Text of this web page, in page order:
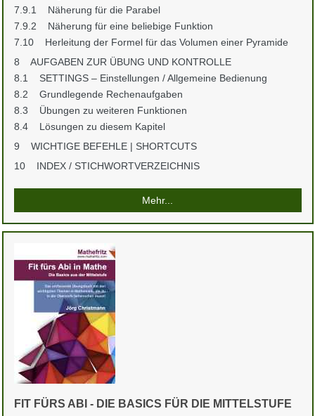
7.9.1 Näherung für die Parabel
7.9.2 Näherung für eine beliebige Funktion
7.10 Herleitung der Formel für das Volumen einer Pyramide
8 AUFGABEN ZUR ÜBUNG UND KONTROLLE
8.1 SETTINGS – Einstellungen / Allgemeine Bedienung
8.2 Grundlegende Rechenaufgaben
8.3 Übungen zu weiteren Funktionen
8.4 Lösungen zu diesem Kapitel
9 WICHTIGE BEFEHLE | SHORTCUTS
10 INDEX / STICHWORTVERZEICHNIS
Mehr...
FIT FÜRS ABI - DIE BASICS FÜR DIE MITTELSTUFE